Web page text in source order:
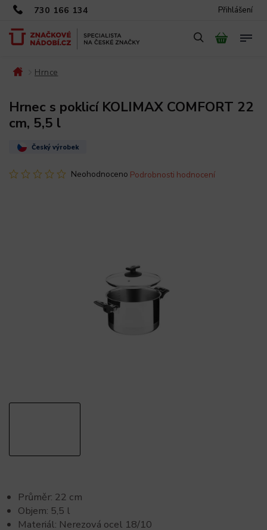
730 166 134 Přihlášení
Hrnce
Hrnec s poklicí KOLIMAX COMFORT 22
cm, 5,5 l
Český výrobek
Neohodnoceno Podrobnosti hodnocení
Průměr: 22 cm
Objem: 5,5 l
Materiál: Nerezová ocel 18/10